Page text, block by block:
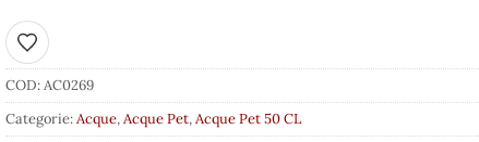
Aggiungi ai preferiti
COD:AC0269
Categorie:Acque,Acque Pet,Acque Pet 50 CL